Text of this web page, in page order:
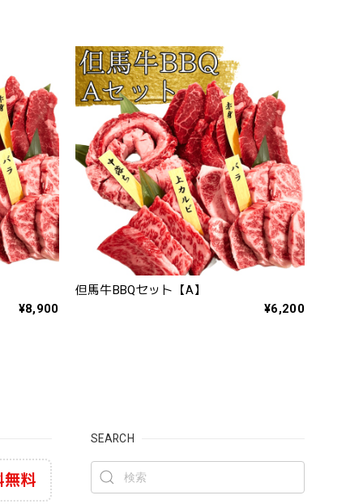
¥8,900
但馬牛BBQセット【A】
¥6,200
無料
SEARCH